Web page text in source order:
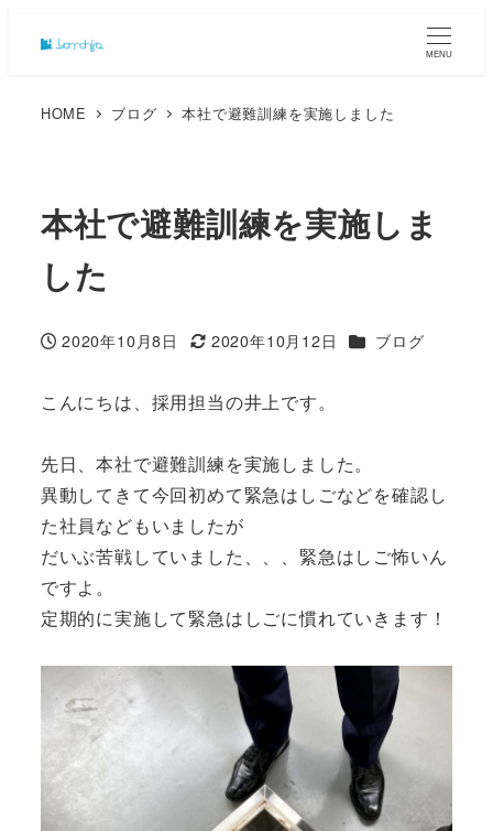
MENU
HOME ブログ 本社で避難訓練を実施しました
本社で避難訓練を実施しま
した
投稿日
2020年10月8日
更新日
2020年10月12日 カテゴリー
ブログ
こんにちは、採用担当の井上です。
先日、本社で避難訓練を実施しました。
異動してきて今回初めて緊急はしごなどを確認し
た社員などもいましたが
だいぶ苦戦していました、、、緊急はしご怖いん
ですよ。
定期的に実施して緊急はしごに慣れていきます！